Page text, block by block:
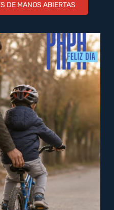
DE MANOS ABIERTAS